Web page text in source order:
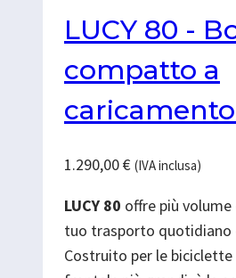
LUCY 80 -
compatto a
1.290,00€ (IVA inclusa)
LUCY 80 offre più
tuo trasporto quotidiano
Costruito per le